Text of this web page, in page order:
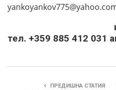
или
тел. +359 885 412 031
ПРЕДИШНА СТАТИЯ